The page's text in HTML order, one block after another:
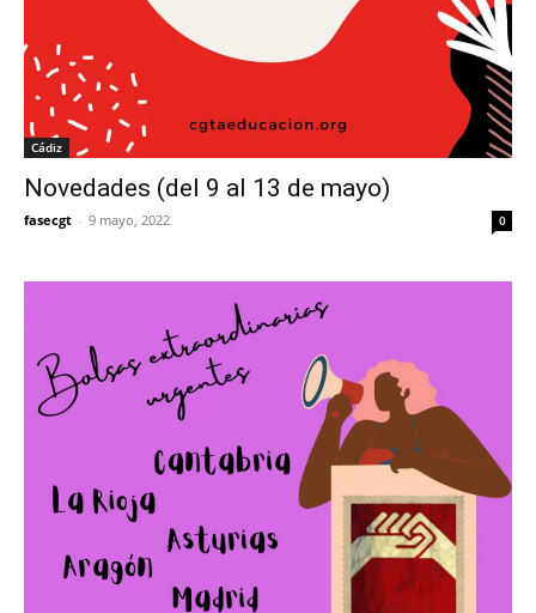
Cádiz
Novedades (del 9 al 13 de mayo)
fasecgt - 9 mayo, 2022 0